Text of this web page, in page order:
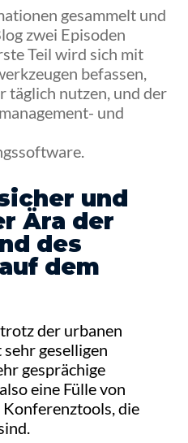
gesammelt und
zwei Episoden
Teil wird sich mit
befassen,
täglich nutzen, und der
und
und
Ära der
des
dem
der urbanen
geselligen
gesprächige
eine Fülle von
die